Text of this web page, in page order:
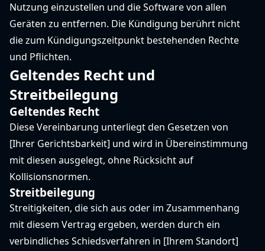
Nutzung einzustellen und die Software von allen
Geräten zu entfernen. Die Kündigung berührt nicht
die zum Kündigungszeitpunkt bestehenden Rechte
und Pflichten.
Geltendes Recht und
Streitbeilegung
Geltendes Recht
Diese Vereinbarung unterliegt den Gesetzen von
[Ihrer Gerichtsbarkeit] und wird in Übereinstimmung
mit diesen ausgelegt, ohne Rücksicht auf
Kollisionsnormen.
Streitbeilegung
Streitigkeiten, die sich aus oder im Zusammenhang
mit diesem Vertrag ergeben, werden durch ein
verbindliches Schiedsverfahren in [Ihrem Standort]